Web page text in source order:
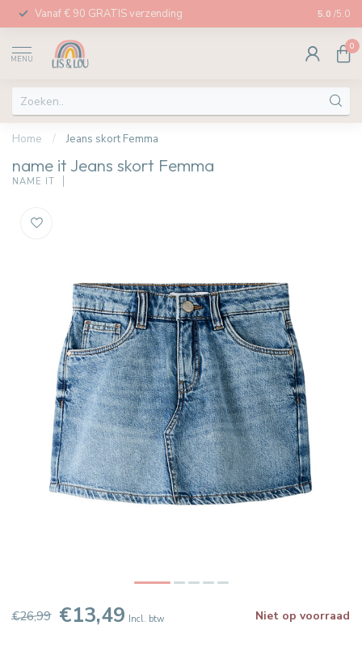
Vanaf € 90 GRATIS verzending Afhalen
5.0 /5.0
MENU
0
Home / Jeans skort Femma
name it Jeans skort Femma
NAME IT
€26,99 €13,49 Incl. btw Niet op voorraad